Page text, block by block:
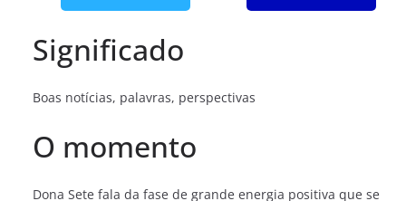
Significado
Boas notícias, palavras, perspectivas
O momento
Dona Sete fala da fase de grande energia positiva que se